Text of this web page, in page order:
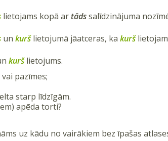
lietojams kopā ar tādssalīdzinājuma
un kuršlietojumā jāatceras, ka kurš
kuršlietojums.
pazīmes;
starp līdzīgām.
apēda torti?
uz kādu no vairākiem bez īpašas